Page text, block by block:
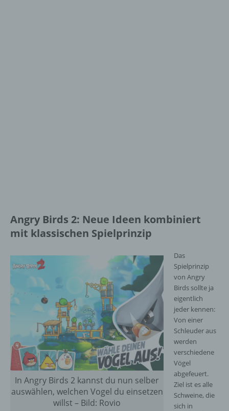
Angry Birds 2: Neue Ideen kombiniert
mit klassischen Spielprinzip
In Angry Birds 2 kannst du nun selber
auswählen, welchen Vogel du einsetzen
willst – Bild: Rovio
Das
Spielprinzip
von Angry
Birds sollte ja
eigentlich
jeder kennen:
Von einer
Schleuder aus
werden
verschiedene
Vögel
abgefeuert.
Ziel ist es alle
Schweine, die
sich in